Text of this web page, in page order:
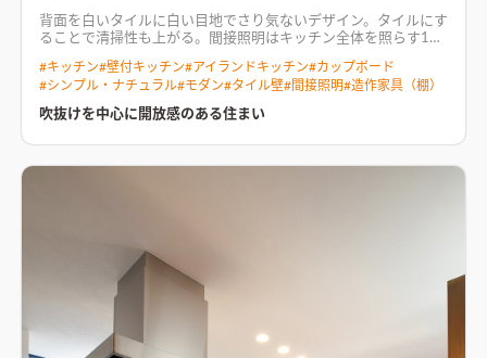
背面を白いタイルに白い目地でさり気ないデザイン。タイルにす
ることで清掃性も上がる。間接照明はキッチン全体を照らす1階
は、開放感だけでなく住まいの動線計画を有効的につないでい
る。 調理の楽しくなる作業台のあるキッチンスペース。 プライ
バシーの担保されたテラスが隣接するダイニングと吹抜け。 ダ
イニングキッチンに緩やかに繋がれたリビングは落ち着きのあ
る空間となり、ライブラリースペースも兼ねている。 吹抜けを
#キッチン#壁付キッチン#アイランドキッチン#カップボード
#シンプル・ナチュラル#モダン#タイル壁#間接照明#造作家具（棚）
吹抜けを中心に開放感のある住まい